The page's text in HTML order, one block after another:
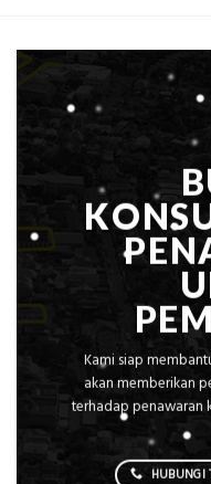
Kami siap
akan memberikan
terhadap penawaran
HUBUNGI